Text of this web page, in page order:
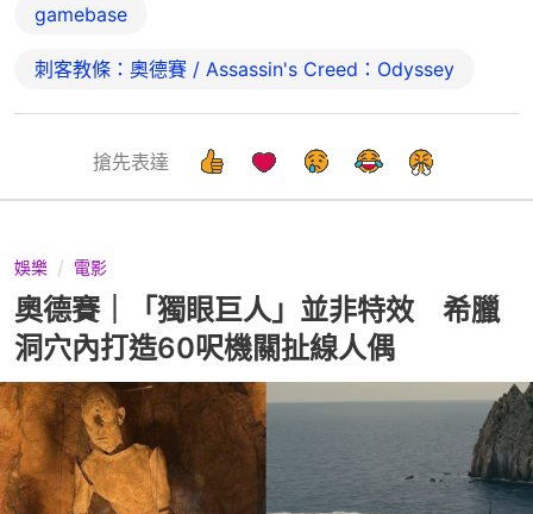
gamebase
刺客教條：奧德賽 / Assassin's Creed：Odyssey
搶先表達
娛樂 電影
奧德賽｜「獨眼巨人」並非特效 希臘
洞穴內打造60呎機關扯線人偶